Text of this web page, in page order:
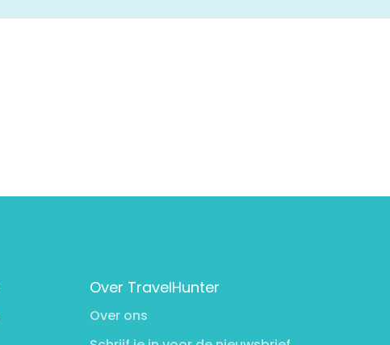
Over TravelHunter
Over ons